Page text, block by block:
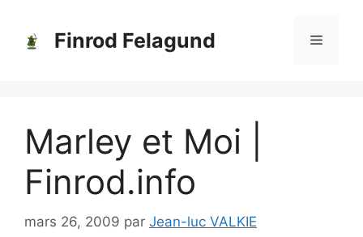
contenu
Finrod Felagund Menu
Marley et Moi |
Finrod.info
mars 26, 2009 par Jean-luc VALKIE